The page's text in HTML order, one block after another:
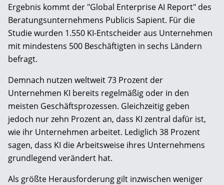
Ergebnis kommt der "Global Enterprise AI Report" des
Beratungsunternehmens Publicis Sapient. Für die
Studie wurden 1.550 KI-Entscheider aus Unternehmen
mit mindestens 500 Beschäftigten in sechs Ländern
befragt.
Demnach nutzen weltweit 73 Prozent der
Unternehmen KI bereits regelmäßig oder in den
meisten Geschäftsprozessen. Gleichzeitig geben
jedoch nur zehn Prozent an, dass KI zentral dafür ist,
wie ihr Unternehmen arbeitet. Lediglich 38 Prozent
sagen, dass KI die Arbeitsweise ihres Unternehmens
grundlegend verändert hat.
Als größte Herausforderung gilt inzwischen weniger